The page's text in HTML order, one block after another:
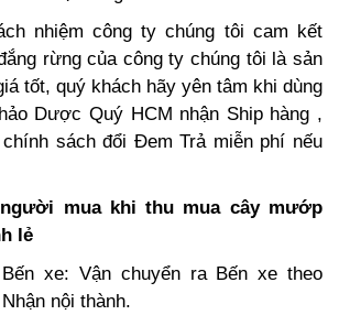
nhiệm công ty chúng tôi cam kết
rừng của công ty chúng tôi là sản
tốt, quý khách hãy yên tâm khi dùng
Dược Quý HCM nhận Ship hàng ,
sách đổi Đem Trả miễn phí nếu
mua khi thu mua cây mướp
lẻ
xe: Vận chuyển ra Bến xe theo
nội thành.